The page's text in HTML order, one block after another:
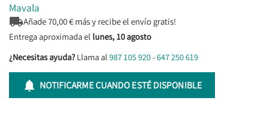
Mavala
Añade70,00€ más y recibe el envío gratis!
Entrega aproximada el lunes, 10 agosto
¿Necesitas ayuda? Llama al 987 105 920-647 250 619
 NOTIFICARME CUANDO ESTÉ DISPONIBLE